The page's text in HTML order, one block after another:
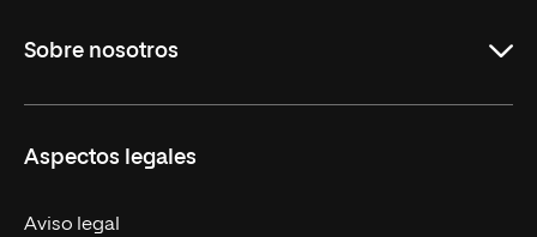
Formación Continua
Sobre nosotros
Trabaja en UNIR
Actualidad
Aspectos legales
Aviso legal